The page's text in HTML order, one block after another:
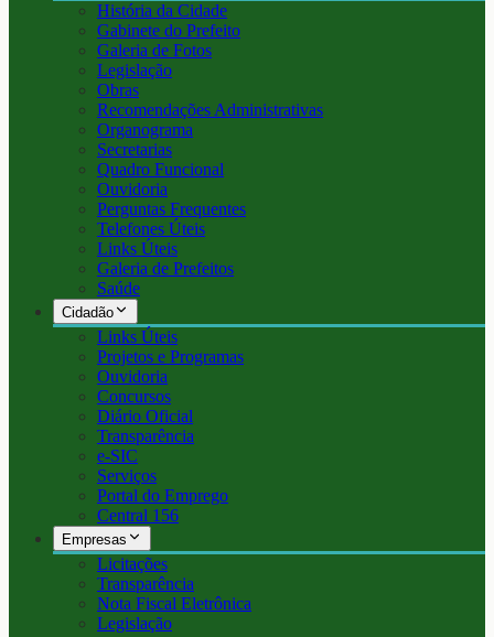
História da Cidade
Gabinete do Prefeito
Galeria de Fotos
Legislação
Obras
Recomendações Administrativas
Organograma
Secretarias
Quadro Funcional
Ouvidoria
Perguntas Frequentes
Telefones Úteis
Links Úteis
Galeria de Prefeitos
Saúde
Cidadão
Links Úteis
Projetos e Programas
Ouvidoria
Concursos
Diário Oficial
Transparência
e-SIC
Serviços
Portal do Emprego
Central 156
Empresas
Licitações
Transparência
Nota Fiscal Eletrônica
Legislação